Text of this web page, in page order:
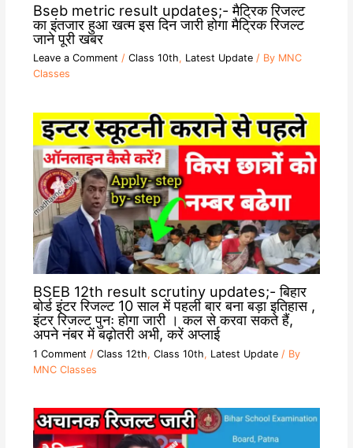
Bseb metric result updates;- मैट्रिक रिजल्ट
का इंतजार हुआ खत्म इस दिन जारी होगा मैट्रिक रिजल्ट
जाने पूरी खबर
Leave a Comment / Class 10th, Latest Update/ By MNC
Classes
BSEB 12th result scrutiny updates;- बिहार
बोर्ड इंटर रिजल्ट 10 साल में पहली बार बना बड़ा इतिहास ,
इंटर रिजल्ट पुनः होगा जारी । कल से करवा सकते हैं,
अपने नंबर में बढ़ोतरी अभी, करें अप्लाई
1 Comment / Class 12th, Class 10th, Latest Update/ By
MNC Classes